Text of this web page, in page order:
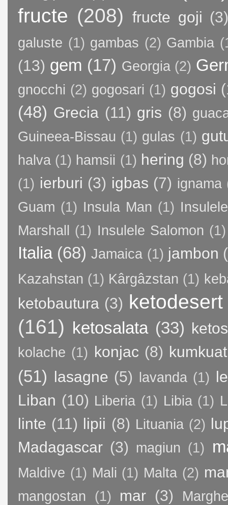
fructe (208) fructe goji (3)
galuste (1) gambas (2) Gambia
(13) gem (17) Georgia (2)
gnocchi (2) gogosari (1) gogosi
(48) Grecia (11) gris (8)
Guineea-Bissau (1) gulas (1)
halva (1) hamsii (1) hering (8)
(1) ierburi (3) igbas (7) ignama
Guam (1) Insula Man (1)
Marshall
(1) Insulele Salomon (1)
Italia (68) Jamaica (1) jambon
Kazahstan (1) Kârgâzstan (1)
ketobautura (3) ketodesert
(161) ketosalata (33)
kolache (1) konjac (8) kumkuat
(51) lasagne (5) lavanda (1)
Liban (10) Liberia (1) Libia (1)
linte (11) lipii (8) Lituania (2)
Madagascar (3) magiun (1)
Maldive (1) Mali (1) Malta (2)
mangostan (1) mar (3)